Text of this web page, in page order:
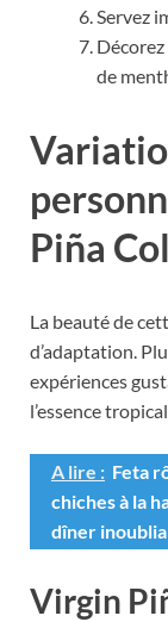
Servez
Décorez
de
Piña
La beauté de
d’adaptation.
expériences
l’essence
A lire : Feta
chiches à la
dîner
Virgin